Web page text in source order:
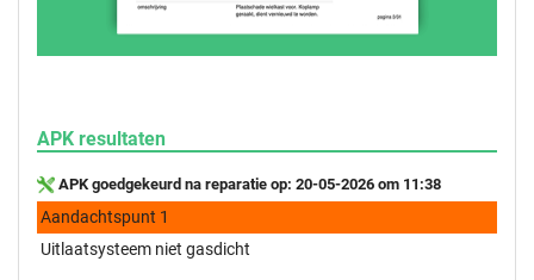
APK resultaten
APK goedgekeurd na reparatie op: 20-05-2026 om 11:38
Aandachtspunt 1
Uitlaatsysteem niet gasdicht